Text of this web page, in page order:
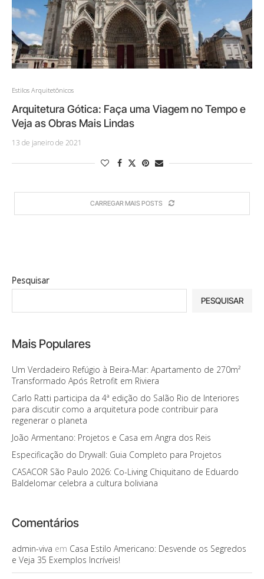
Estilos Arquitetônicos
Arquitetura Gótica: Faça uma Viagem no Tempo e
Veja as Obras Mais Lindas
13 de janeiro de 2021
CARREGAR MAIS POSTS
Pesquisar
PESQUISAR
Mais Populares
Um Verdadeiro Refúgio à Beira-Mar: Apartamento de 270m²
Transformado Após Retrofit em Riviera
Carlo Ratti participa da 4ª edição do Salão Rio de Interiores
para discutir como a arquitetura pode contribuir para
regenerar o planeta
João Armentano: Projetos e Casa em Angra dos Reis
Especificação do Drywall: Guia Completo para Projetos
CASACOR São Paulo 2026: Co-Living Chiquitano de Eduardo
Baldelomar celebra a cultura boliviana
Comentários
admin-viva em Casa Estilo Americano: Desvende os Segredos
e Veja 35 Exemplos Incríveis!